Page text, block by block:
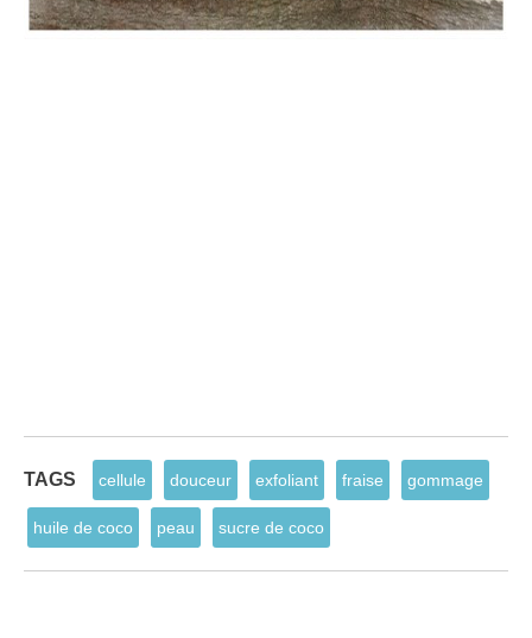
TAGS cellule douceur exfoliant fraise gommage
huile de coco peau sucre de coco